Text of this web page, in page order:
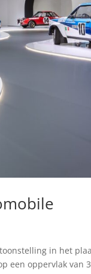
in het
een oppervlak van